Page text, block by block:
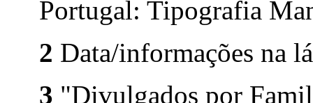
Portugal: Tipografia
2 Data/informações na
3 "Divulgados por